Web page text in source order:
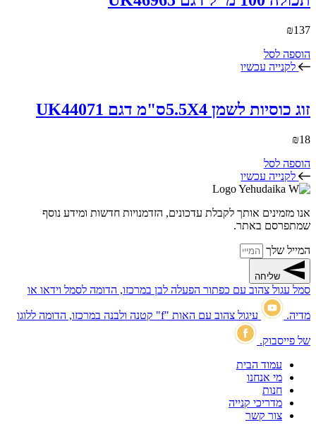
₪137
הוספה לסל
לקנייה עכשיו
זוג כוסיות לשמן 5.5X4ס"מ דגם UK44071
₪18
הוספה לסל
לקנייה עכשיו
אנו מזמינים אותך לקבלת עדכונים, הזדמנויות חדשות ומידע נוסף
שמתפרסם באתר.
המייל שלך
שליחה
סמל עגול צהוב עם כפתור הפעלה לבן במרכזו, הדומה לסמל וידאו או
מדיה. עיגול צהוב עם האות "f" קטנה ולבנה במרכזו, הדומה ללוגו
של פייסבוק.
עמוד הבית
מי אנחנו
חנות
מדריכי קנייה
צור קשר